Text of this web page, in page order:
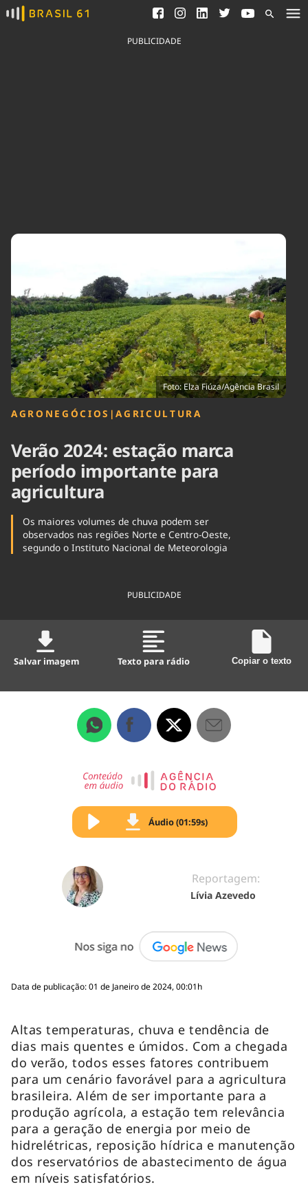
Ver todas as notícias
Saneamento
Indicadores
Brasil Mineral
Ciência &
Tecnologia
Cinema
Economia
Educação
Infraestrutura
Internacional
Saúde
Tempo
PUBLICIDADE
Foto: Elza Fiúza/Agência Brasil
AGRONEGÓCIOS |AGRICULTURA
Verão 2024: estação marca
período importante para
agricultura
Os maiores volumes de chuva podem ser
observados nas regiões Norte e Centro-Oeste,
segundo o Instituto Nacional de Meteorologia
PUBLICIDADE
Salvar imagem Texto para rádio Copiar o texto
Áudio (01:59s)
Reportagem:
Lívia Azevedo
Data de publicação: 01 de Janeiro de 2024, 00:01h
Altas temperaturas, chuva e tendência de
dias mais quentes e úmidos. Com a chegada
do verão, todos esses fatores contribuem
para um cenário favorável para a agricultura
brasileira. Além de ser importante para a
produção agrícola, a estação tem relevância
para a geração de energia por meio de
hidrelétricas, reposição hídrica e manutenção
dos reservatórios de abastecimento de água
em níveis satisfatórios.